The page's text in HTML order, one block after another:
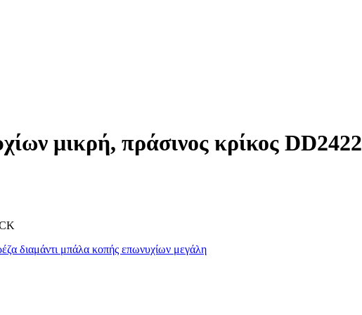
μικρή, πράσινος κρίκος
διαμάντι μπάλα κοπής επωνυχίων μεγάλη